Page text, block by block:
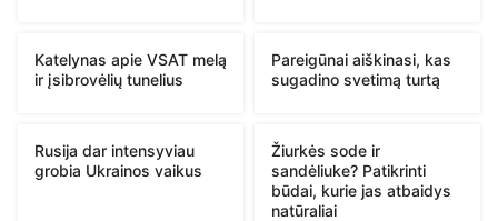
Katelynas apie VSAT melą
ir įsibrovėlių tunelius
Pareigūnai aiškinasi, kas
sugadino svetimą turtą
Rusija dar intensyviau
grobia Ukrainos vaikus
Žiurkės sode ir
sandėliuke? Patikrinti
būdai, kurie jas atbaidys
natūraliai